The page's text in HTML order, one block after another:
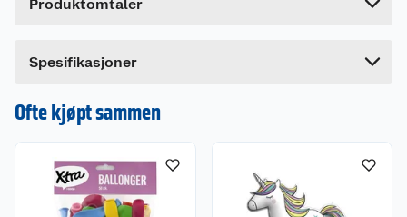
Produktomtaler
Dette produktet har ikke fått noen omtale ennå.
en omtale.
Spesifikasjoner
Ofte kjøpt sammen